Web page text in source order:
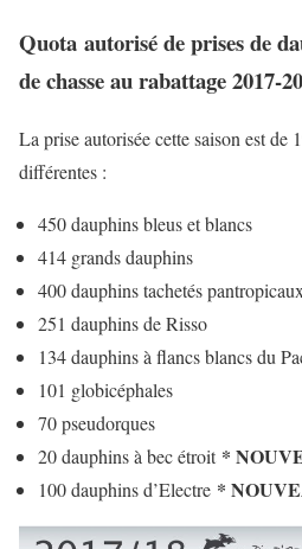
Quota autorisé de prises de
de chasse au rabattage 2017-
La prise autorisée cette saison est de
différentes :
450 dauphins bleus et blancs
414 grands dauphins
400 dauphins tachetés pantropicaux
251 dauphins de Risso
134 dauphins à flancs blancs du
101 globicéphales
70 pseudorques
20 dauphins à bec étroit *
100 dauphins d’Electre *